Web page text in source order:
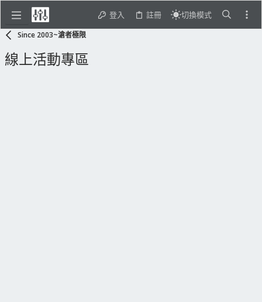
登入 註冊 切換模式
Since 2003~滄者極限
線上活動專區